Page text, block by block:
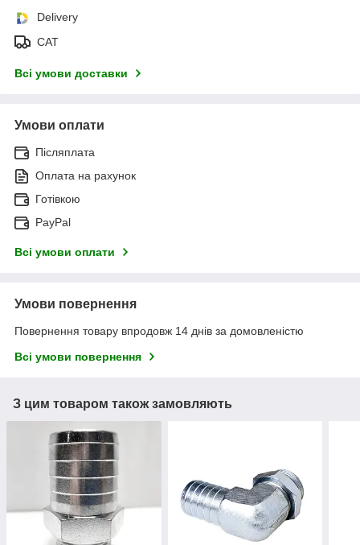
Delivery
САТ
Всі умови доставки
Умови оплати
Післяплата
Оплата на рахунок
Готівкою
PayPal
Всі умови оплати
Умови повернення
Повернення товару впродовж 14 днів за домовленістю
Всі умови повернення
З цим товаром також замовляють